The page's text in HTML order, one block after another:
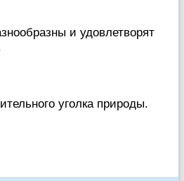
и удовлетворят
уголка природы.